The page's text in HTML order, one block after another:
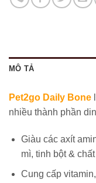
MÔ TẢ
Pet2go Daily Bone
nhiều thành phần
Giàu các axít
mì, tinh bột &
Cung cấp